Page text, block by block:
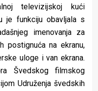
televizijskoj kući
je funkciju obavljala s
imenovanja za
postignuća na ekranu,
uloge i van ekrana.
Švedskog filmskog
Udruženja švedskih